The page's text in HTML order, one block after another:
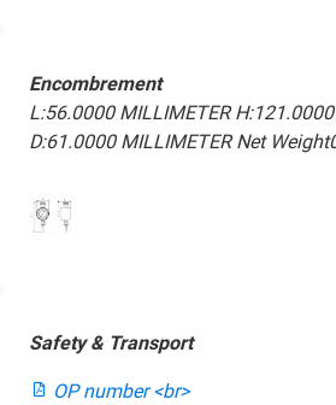
Encombrement
L:56.0000 MILLIMETER
D:61.0000 MILLIMETER Net
Safety & Transport
OP number <br>